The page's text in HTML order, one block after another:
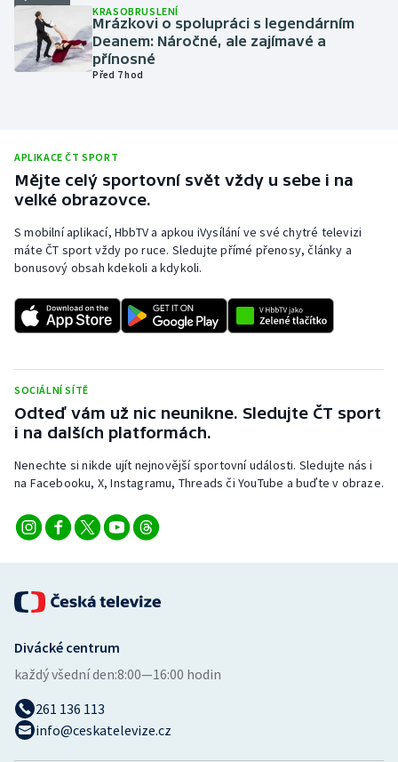
Parasport
Plavání
Ragby
Rychlobruslení
Rychlostní kanoistika
Short track
Sportovní střelba
Triatlon
Vodní slalom
Volejbal
KRASOBRUSLENÍ
Mrázkovi o spolupráci s legendárním
Deanem: Náročné, ale zajímavé a
přínosné
Před 7 hod
APLIKACE ČT SPORT
Mějte celý sportovní svět vždy u sebe i na
velké obrazovce.
S mobilní aplikací, HbbTV a apkou iVysílání ve své chytré televizi
máte ČT sport vždy po ruce. Sledujte přímé přenosy, články a
bonusový obsah kdekoli a kdykoli.
SOCIÁLNÍ SÍTĚ
Odteď vám už nic neunikne. Sledujte ČT sport
i na dalších platformách.
Nenechte si nikde ujít nejnovější sportovní události. Sledujte nás i
na Facebooku, X, Instagramu, Threads či YouTube a buďte v obraze.
Divácké centrum
každý všední den:8:00—16:00 hodin
261 136 113
info@ceskatelevize.cz